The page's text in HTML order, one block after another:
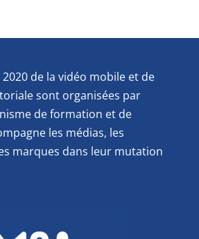
de la vidéo mobile et de
sont organisées par
de formation et de
les médias, les
marques dans leur mutation